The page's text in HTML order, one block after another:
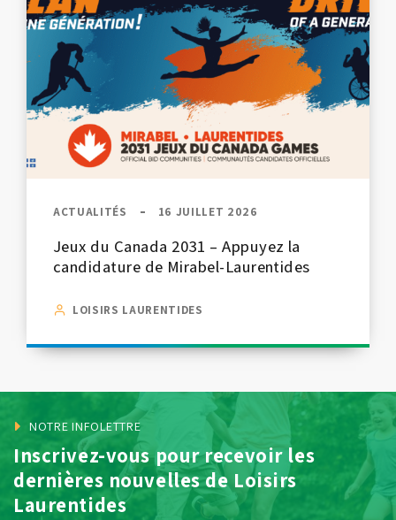
ACTUALITÉS 16 JUILLET 2026
Jeux du Canada 2031 – Appuyez la
candidature de Mirabel-Laurentides
LOISIRS LAURENTIDES
NOTRE INFOLETTRE
Inscrivez-vous pour recevoir les
dernières nouvelles de Loisirs
Laurentides